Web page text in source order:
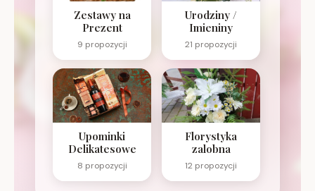
Zestawy na
Prezent
9 propozycji
Urodziny /
Imieniny
21 propozycji
Upominki
Delikatesowe
8 propozycji
Florystyka
zalobna
12 propozycji